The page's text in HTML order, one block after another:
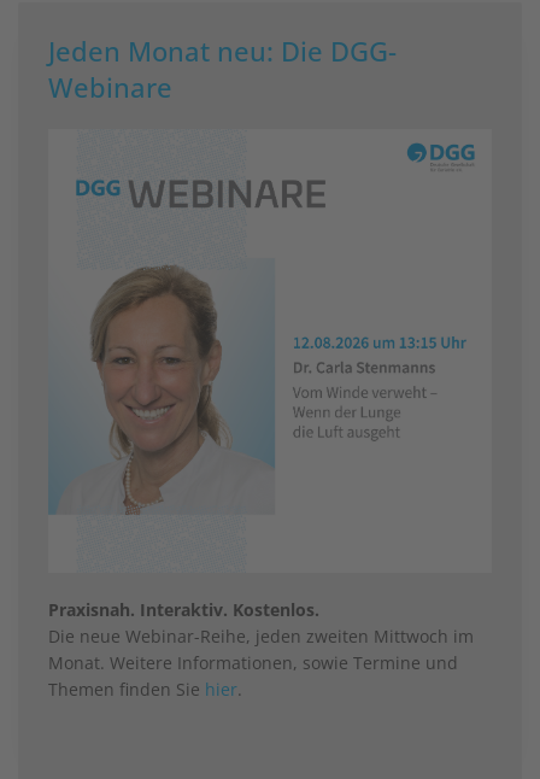
Jeden Monat neu: Die DGG-
Webinare
Praxisnah. Interaktiv. Kostenlos.
Die neue Webinar-Reihe, jeden zweiten Mittwoch im
Monat. Weitere Informationen, sowie Termine und
Themen finden Sie hier.